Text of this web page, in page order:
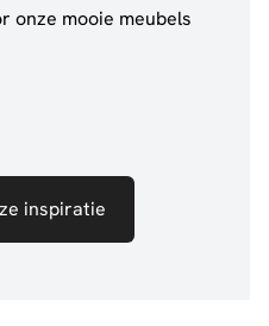
onze mooie meubels
inspiratie